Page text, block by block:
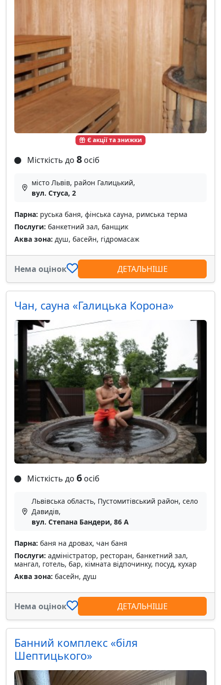
Є акції та знижки
Місткість до 8 осіб
місто Львів, район Галицький,
вул. Стуса, 2
Парна: руська баня, фінська сауна, римська терма
Послуги: банкетний зал, банщик
Аква зона: душ, басейн, гідромасаж
Нема оцінок ДЕТАЛЬНІШЕ
Чан, сауна «Галицька Корона»
Місткість до 6 осіб
Львівська область, Пустомитівський район, село
Давидів,
вул. Степана Бандери, 86 А
Парна: баня на дровах, чан баня
Послуги: адміністратор, ресторан, банкетний зал,
мангал, готель, бар, кімната відпочинку, посуд, кухар
Аква зона: басейн, душ
Нема оцінок ДЕТАЛЬНІШЕ
Банний комплекс «біля
Шептицького»